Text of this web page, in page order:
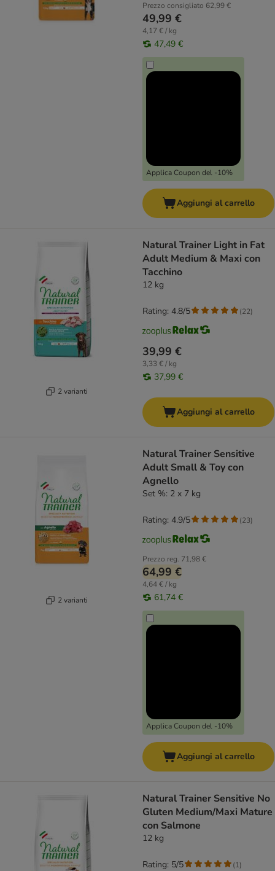
Prezzo consigliato 62,99 €
49,99 €
4,17 € / kg
47,49 €
Applica Coupon del -10%
Aggiungi al carrello
2 varianti
Natural Trainer Light in Fat
Adult Medium & Maxi con
Tacchino
12 kg
39,99 €
3,33 € / kg
37,99 €
Rating: 4.8/5 (22)
Aggiungi al carrello
2 varianti
Natural Trainer Sensitive
Adult Small & Toy con
Agnello
Set %: 2 x 7 kg
Prezzo reg. 71,98 €
64,99 €
4,64 € / kg
61,74 €
Applica Coupon del -10%
Rating: 4.9/5 (23)
Aggiungi al carrello
Natural Trainer Sensitive No
Gluten Medium/Maxi Mature
con Salmone
12 kg
Rating: 5/5 (1)